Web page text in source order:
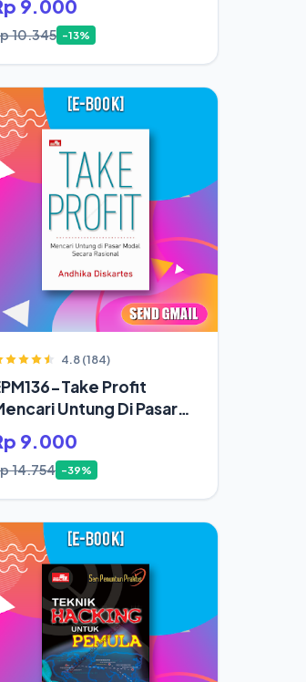
9.000
10.345 -13%
4.8 (184)
Take Profit
Untung Di Pasar
Secara Rasional
9.000
14.754 -39%